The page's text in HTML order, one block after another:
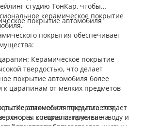
студию ТонКар, чтобы
керамическое покрытие
покрытия обеспечивает
Керамическое покрытие
твердостью, что делает
покрытие автомобиля более
к царапинам от мелких предметов
Керамическое покрытие создает
которая отталкивает воду и
автомобиля предлагается
которая специализируется на